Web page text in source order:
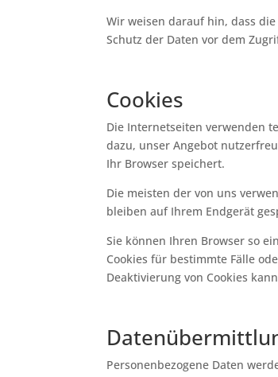
Wir weisen darauf hin, dass
Schutz der Daten vor dem
Cookies
Die Internetseiten verwenden
dazu, unser Angebot
Ihr Browser speichert.
Die meisten der von uns
bleiben auf Ihrem Endgerät
Sie können Ihren Browser so
Cookies für bestimmte Fälle
Deaktivierung von Cookies
Personenbezogene Daten